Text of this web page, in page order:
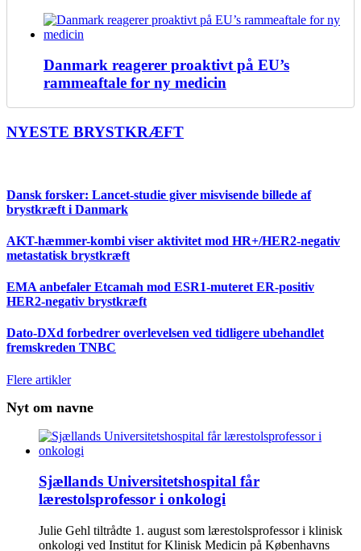
Danmark reagerer proaktivt på EU’s
rammeaftale for ny medicin
NYESTE BRYSTKRÆFT
Dansk forsker: Lancet-studie giver misvisende billede af
brystkræft i Danmark
AKT-hæmmer-kombi viser aktivitet mod HR+/HER2-negativ
metastatisk brystkræft
EMA anbefaler Etcamah mod ESR1-muteret ER-positiv
HER2-negativ brystkræft
Dato-DXd forbedrer overlevelsen ved tidligere ubehandlet
fremskreden TNBC
Flere artikler
Nyt om navne
Sjællands Universitetshospital får
lærestolsprofessor i onkologi
Julie Gehl tiltrådte 1. august som lærestolsprofessor i klinisk
onkologi ved Institut for Klinisk Medicin på Københavns